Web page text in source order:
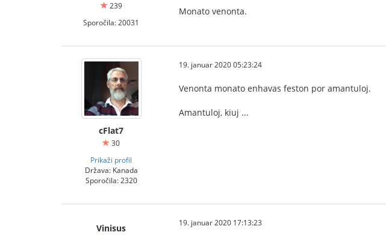
239
Sporočila: 20031
Monato venonta.
cFlat7
30
Prikaži profil
Država: Kanada
Sporočila: 2320
19. januar 2020 05:23:24
Venonta monato enhavas feston por amantuloj.
Amantuloj, kiuj ...
Vinisus 19. januar 2020 17:13:23